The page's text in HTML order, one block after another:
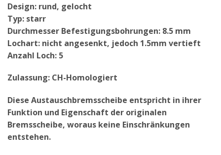
Design: rund, gelocht
Typ: starr
Durchmesser Befestigungsbohrungen: 8.5 mm
Lochart: nicht angesenkt, jedoch 1.5mm vertieft
Anzahl Loch: 5
Zulassung: CH-Homologiert
Diese Austauschbremsscheibe entspricht in ihrer
Funktion und Eigenschaft der originalen
Bremsscheibe, woraus keine Einschränkungen
entstehen.